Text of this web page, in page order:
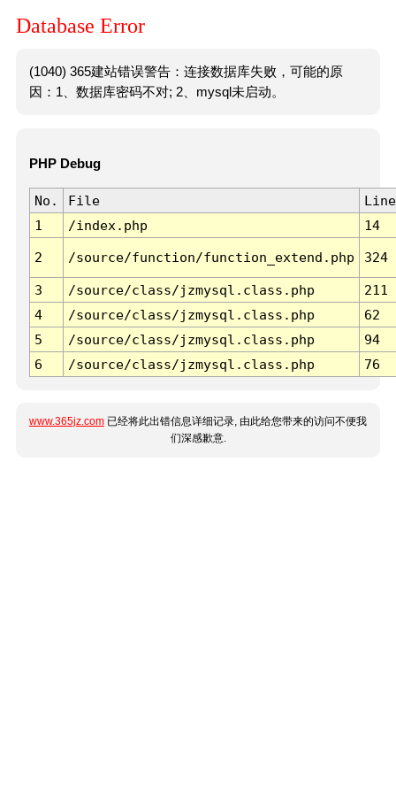
Database Error
(1040) 365建站错误警告：连接数据库失败，可能的原
因：1、数据库密码不对; 2、mysql未启动。
PHP Debug
No. File
Line
1
/index.php 14
2 /source/function/function_extend.php 324
3 /source/class/jzmysql.class.php
211
4
/source/class/jzmysql.class.php
62
5
/source/class/jzmysql.class.php
94
6
/source/class/jzmysql.class.php 76
www.365jz.com 已经将此出错信息详细记录, 由此给您带来的访问不便我
们深感歉意.